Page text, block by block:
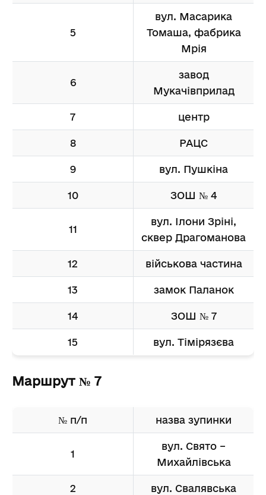
5
вул. Масарика
Томаша, фабрика
Мрія
6
завод
Мукачівприлад
7 центр
8 РАЦС
9 вул. Пушкіна
10 ЗОШ № 4
11
вул. Ілони Зріні,
сквер Драгоманова
12 військова частина
13 замок Паланок
14 ЗОШ № 7
15 вул. Тімірязєва
Маршрут № 7
№ п/п назва зупинки
1
вул. Свято –
Михайлівська
2 вул. Свалявська